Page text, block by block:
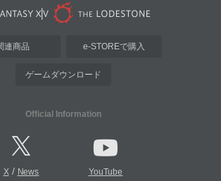
連商品 e-STOREで購入
ゲームダウンロード
Official Information
X/ News YouTube